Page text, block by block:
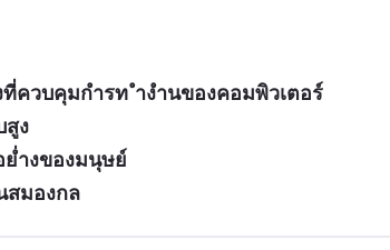
ควบคุมกำรท ำงำนของคอมพิวเตอร์
ง
ำงของมนุษย์
สมองกล